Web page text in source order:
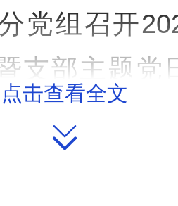
党组召开
支部主题党
主持会议并讲
点击查看全文
